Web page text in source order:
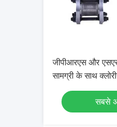
जीपीआरएस और
सामग्री के साथ
वर्टेक्स फ्लोमीटर
सबसे